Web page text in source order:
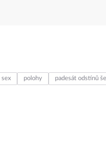
sex polohy padesát odstínů